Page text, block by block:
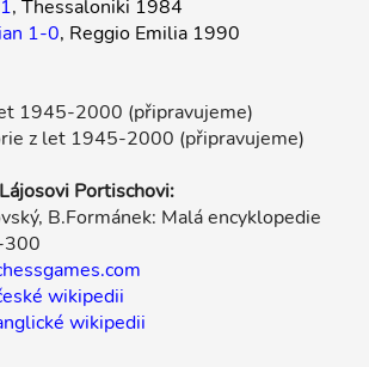
, Thessaloniki 1984
1-0, Reggio Emilia 1990
1945-2000 (připravujeme)
z let 1945-2000 (připravujeme)
Portischovi:
B.Formánek: Malá encyklopedie
300
wikipedii
wikipedii